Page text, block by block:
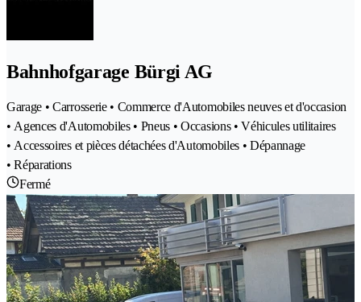
Bahnhofgarage Bürgi AG
Garage • Carrosserie • Commerce d'Automobiles neuves et d'occasion
• Agences d'Automobiles • Pneus • Occasions • Véhicules utilitaires
• Accessoires et pièces détachées d'Automobiles • Dépannage
• Réparations
Fermé